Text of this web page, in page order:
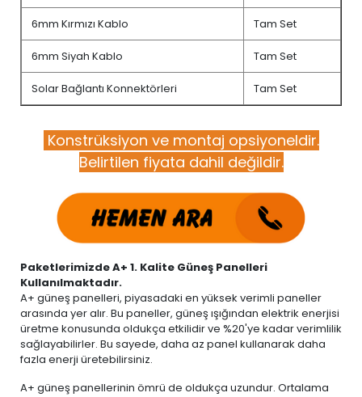
6mm Kırmızı Kablo Tam Set
6mm Siyah Kablo Tam Set
Solar Bağlantı Konnektörleri Tam Set
Konstrüksiyon ve montaj opsiyoneldir.
Belirtilen fiyata dahil değildir.
Paketlerimizde A+ 1. Kalite Güneş Panelleri
Kullanılmaktadır.
A+ güneş panelleri, piyasadaki en yüksek verimli paneller
arasında yer alır. Bu paneller, güneş ışığından elektrik enerjisi
üretme konusunda oldukça etkilidir ve %20'ye kadar verimlilik
sağlayabilirler. Bu sayede, daha az panel kullanarak daha
fazla enerji üretebilirsiniz.
A+ güneş panellerinin ömrü de oldukça uzundur. Ortalama